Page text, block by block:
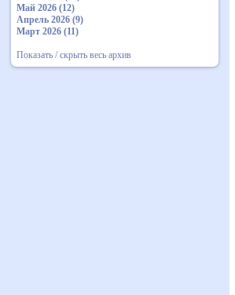
Май 2026 (12)
Апрель 2026 (9)
Март 2026 (11)
Показать / скрыть весь архив